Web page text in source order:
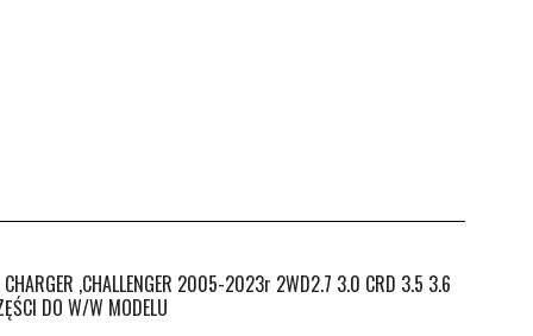
,CHALLENGER 2005-2023r 2WD2.7 3.0 CRD 3.5 3.6
DO W/W MODELU